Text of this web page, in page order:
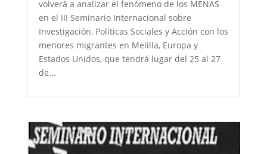
volverá a analizar el fenómeno de los MENAS
en el III Seminario Internacional sobre
Investigación, Políticas Sociales y Acción con los
menores migrantes en Melilla, Europa y
Estados Unidos, que tendrá lugar del 25 al 27
de...